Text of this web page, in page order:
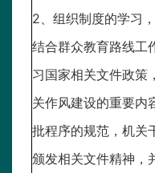
2、组织制度的学习
结合群众教育路线工
习国家相关文件政策
关作风建设的重要内
批程序的规范，机关
颁发相关文件精神，